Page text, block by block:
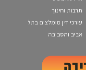
תרבות וחינוך
עורכי דין מומלצים בתל
אביב והסביבה